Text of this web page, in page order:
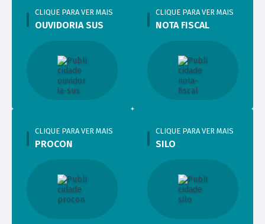
OUVIDORIA SUS
CLIQUE PARA VER MAIS
NOTA FISCAL
CLIQUE PARA VER MAIS
PROCON
CLIQUE PARA VER MAIS
SILO
CLIQUE PARA VER MAIS